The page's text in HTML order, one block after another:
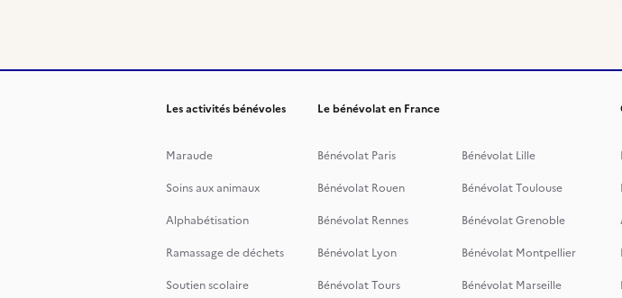
Les activités bénévoles
Maraude
Soins aux animaux
Alphabétisation
Ramassage de déchets
Soutien scolaire
Le bénévolat en France
Bénévolat Paris
Bénévolat Lille
Bénévolat Rouen
Bénévolat Toulouse
Bénévolat Rennes
Bénévolat Grenoble
Bénévolat Lyon
Bénévolat Montpellier
Bénévolat Tours
Bénévolat Marseille